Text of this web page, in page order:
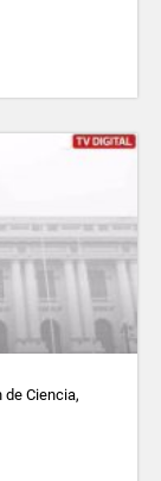
de Ciencia,